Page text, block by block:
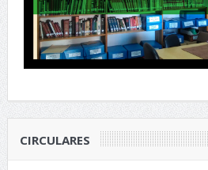
CIRCULARES